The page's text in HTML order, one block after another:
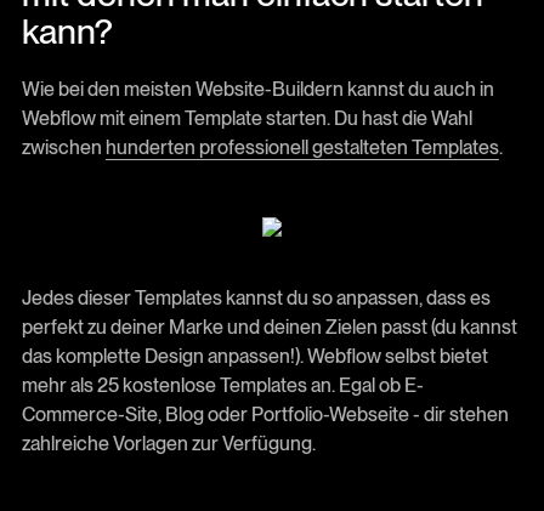
kann?
Wie bei den meisten Website-Buildern kannst du auch in
Webflow mit einem Template starten. Du hast die Wahl
zwischen hunderten professionell gestalteten Templates.
Jedes dieser Templates kannst du so anpassen, dass es
perfekt zu deiner Marke und deinen Zielen passt (du kannst
das komplette Design anpassen!). Webflow selbst bietet
mehr als 25 kostenlose Templates an. Egal ob E-
Commerce-Site, Blog oder Portfolio-Webseite - dir stehen
zahlreiche Vorlagen zur Verfügung.